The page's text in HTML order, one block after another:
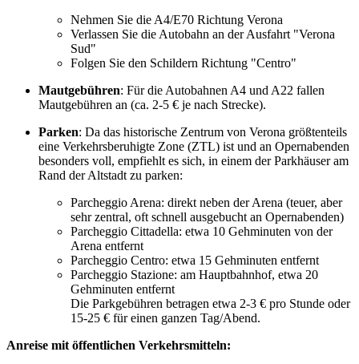
Nehmen Sie die A4/E70 Richtung Verona
Verlassen Sie die Autobahn an der Ausfahrt "Verona
Sud"
Folgen Sie den Schildern Richtung "Centro"
Mautgebühren: Für die Autobahnen A4 und A22 fallen
Mautgebühren an (ca. 2-5 € je nach Strecke).
Parken: Da das historische Zentrum von Verona größtenteils
eine Verkehrsberuhigte Zone (ZTL) ist und an Opernabenden
besonders voll, empfiehlt es sich, in einem der Parkhäuser am
Rand der Altstadt zu parken:
Parcheggio Arena: direkt neben der Arena (teuer, aber
sehr zentral, oft schnell ausgebucht an Opernabenden)
Parcheggio Cittadella: etwa 10 Gehminuten von der
Arena entfernt
Parcheggio Centro: etwa 15 Gehminuten entfernt
Parcheggio Stazione: am Hauptbahnhof, etwa 20
Gehminuten entfernt
Die Parkgebühren betragen etwa 2-3 € pro Stunde oder
15-25 € für einen ganzen Tag/Abend.
Anreise mit öffentlichen Verkehrsmitteln: